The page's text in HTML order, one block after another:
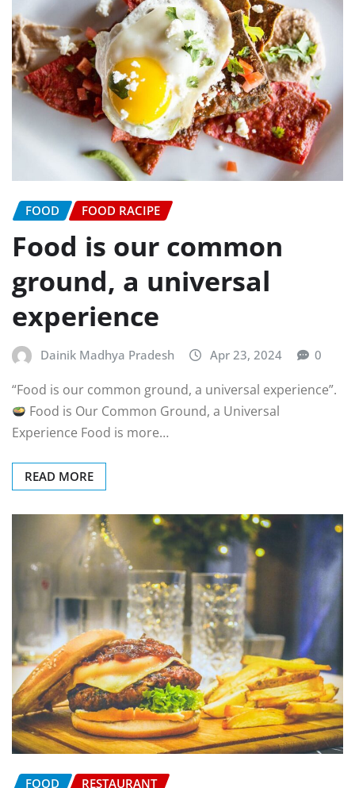
FOOD FOOD RACIPE
Food is our common
ground, a universal
experience
Dainik Madhya Pradesh Apr 23, 2024 0
“Food is our common ground, a universal experience”.
Food is Our Common Ground, a Universal
Experience Food is more…
READ MORE
FOOD RESTAURANT